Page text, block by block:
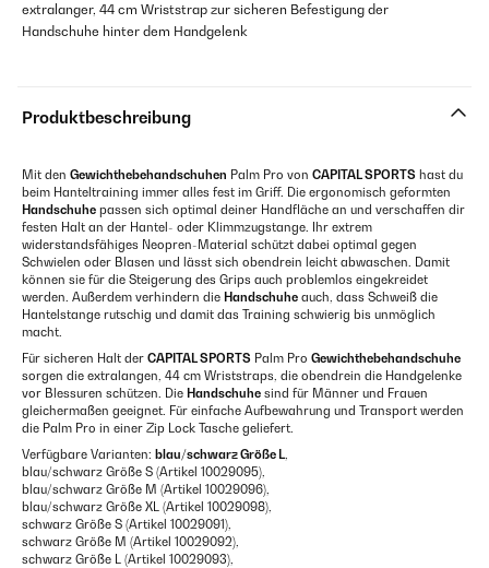
extralanger, 44 cm Wriststrap zur sicheren Befestigung der
Handschuhe hinter dem Handgelenk
Produktbeschreibung
Mit den Gewichthebehandschuhen Palm Pro von CAPITAL SPORTS hast du
beim Hanteltraining immer alles fest im Griff. Die ergonomisch geformten
Handschuhe passen sich optimal deiner Handfläche an und verschaffen dir
festen Halt an der Hantel- oder Klimmzugstange. Ihr extrem
widerstandsfähiges Neopren-Material schützt dabei optimal gegen
Schwielen oder Blasen und lässt sich obendrein leicht abwaschen. Damit
können sie für die Steigerung des Grips auch problemlos eingekreidet
werden. Außerdem verhindern die Handschuhe auch, dass Schweiß die
Hantelstange rutschig und damit das Training schwierig bis unmöglich
macht.
Für sicheren Halt der CAPITAL SPORTS Palm Pro Gewichthebehandschuhe
sorgen die extralangen, 44 cm Wriststraps, die obendrein die Handgelenke
vor Blessuren schützen. Die Handschuhe sind für Männer und Frauen
gleichermaßen geeignet. Für einfache Aufbewahrung und Transport werden
die Palm Pro in einer Zip Lock Tasche geliefert.
Verfügbare Varianten: blau/schwarz Größe L,
blau/schwarz Größe S (Artikel 10029095),
blau/schwarz Größe M (Artikel 10029096),
blau/schwarz Größe XL (Artikel 10029098),
schwarz Größe S (Artikel 10029091),
schwarz Größe M (Artikel 10029092),
schwarz Größe L (Artikel 10029093),